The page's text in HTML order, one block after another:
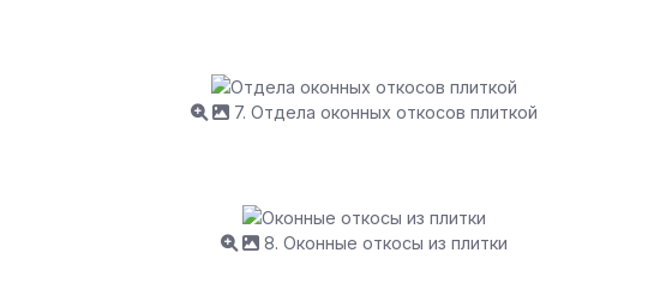
7. Отдела оконных откосов плиткой
8. Оконные откосы из плитки